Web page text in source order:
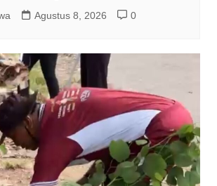
Agustus 8, 2026 0